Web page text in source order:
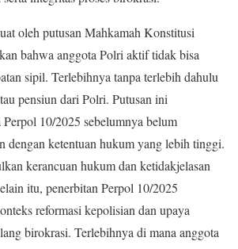
oleh putusan Mahkamah Konstitusi
bahwa anggota Polri aktif tidak bisa
sipil. Terlebihnya tanpa terlebih dahulu
pensiun dari Polri. Putusan ini
10/2025 sebelumnya belum
dengan ketentuan hukum yang lebih tinggi.
kerancuan hukum dan ketidakjelasan
itu, penerbitan Perpol 10/2025
reformasi kepolisian dan upaya
birokrasi. Terlebihnya di mana anggota